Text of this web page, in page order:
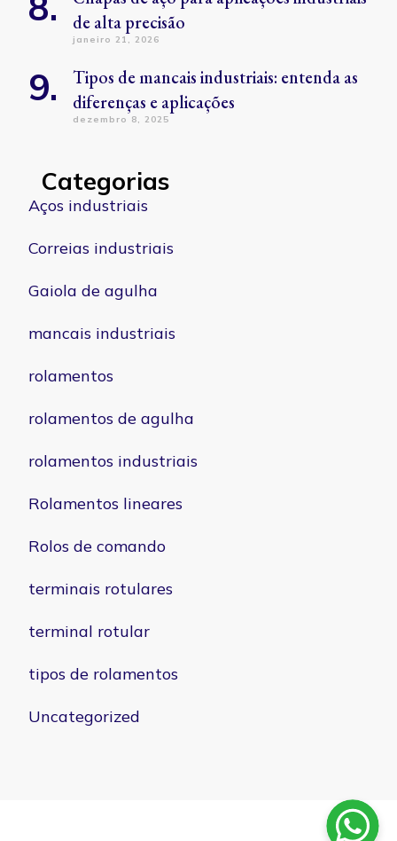
de alta precisão
janeiro 21, 2026
Tipos de mancais industriais: entenda as
diferenças e aplicações
dezembro 8, 2025
Categorias
Aços industriais
Correias industriais
Gaiola de agulha
mancais industriais
rolamentos
rolamentos de agulha
rolamentos industriais
Rolamentos lineares
Rolos de comando
terminais rotulares
terminal rotular
tipos de rolamentos
Uncategorized